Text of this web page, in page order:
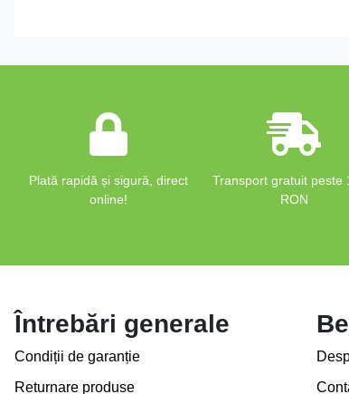
Plată rapidă și sigură, direct
online!
Transport gratuit peste
RON
Întrebări generale
Condiții de garanție
Returnare produse